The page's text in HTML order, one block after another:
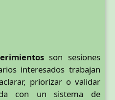
son sesiones
interesados trabajan
priorizar o validar
con un sistema de